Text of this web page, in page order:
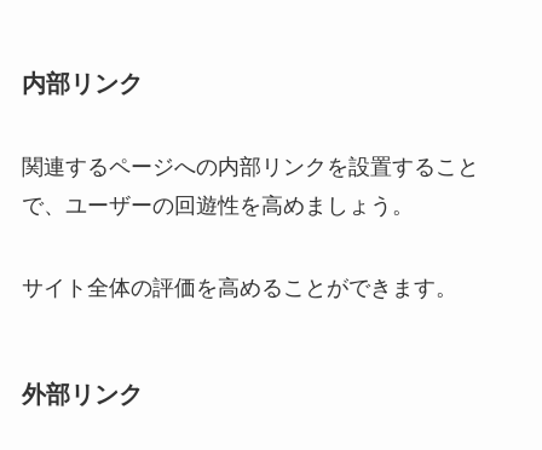
内部リンク
関連するページへの内部リンクを設置すること
で、ユーザーの回遊性を高めましょう。
サイト全体の評価を高めることができます。
外部リンク